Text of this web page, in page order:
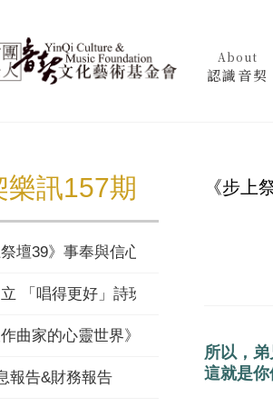
About
認識音契
樂訊157期
祭壇39》事奉與信心
「唱得更好」詩班與合唱團員聲樂講
作曲家的心靈世界》華格納 (下)
報告&財務報告
《步上
所以，
這就是